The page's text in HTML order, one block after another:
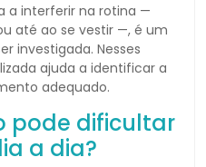
a interferir na rotina —
até ao se vestir —, é um
investigada. Nesses
ajuda a identificar a
adequado.
pode dificultar
a dia?